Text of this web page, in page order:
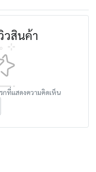
วสินค้า
กที่แสดงความคิดเห็น